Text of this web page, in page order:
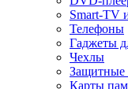
Smart-TV
Телефоны
Гаджеты
Чехлы
Защитные
Карты